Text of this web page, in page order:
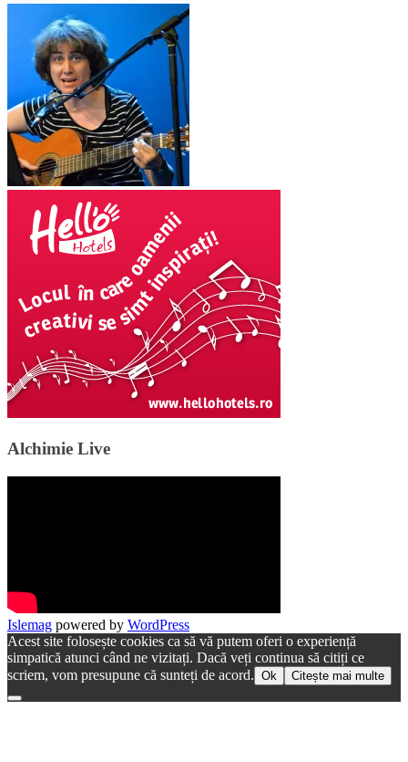
Alchimie Live
Islemag powered by WordPress
Acest site folosește cookies ca să vă putem oferi o experiență
simpatică atunci când ne vizitați. Dacă veți continua să citiți ce
scriem, vom presupune că sunteți de acord. Ok Citește mai multe